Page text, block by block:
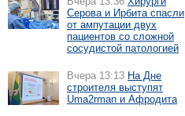
Серова и Ирбита спасли
от ампутации двух
пациентов со сложной
сосудистой патологией
Вчера 13:13 На Дне
строителя выступят
Uma2rman и Афродита